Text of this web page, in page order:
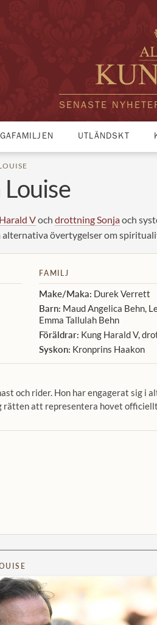
SENASTE
UTLÄNDSKT
Voch drottning Sonjaoch
övertygelser om
FAMILJ
Make/Maka: Durek Verrett
Barn: Maud Angelica Behn,
Emma Tallulah Behn
Föräldrar: Kung Harald V,
Syskon: Kronprins Haakon
och rider. Hon har engagerat sig
rätten att representera hovet